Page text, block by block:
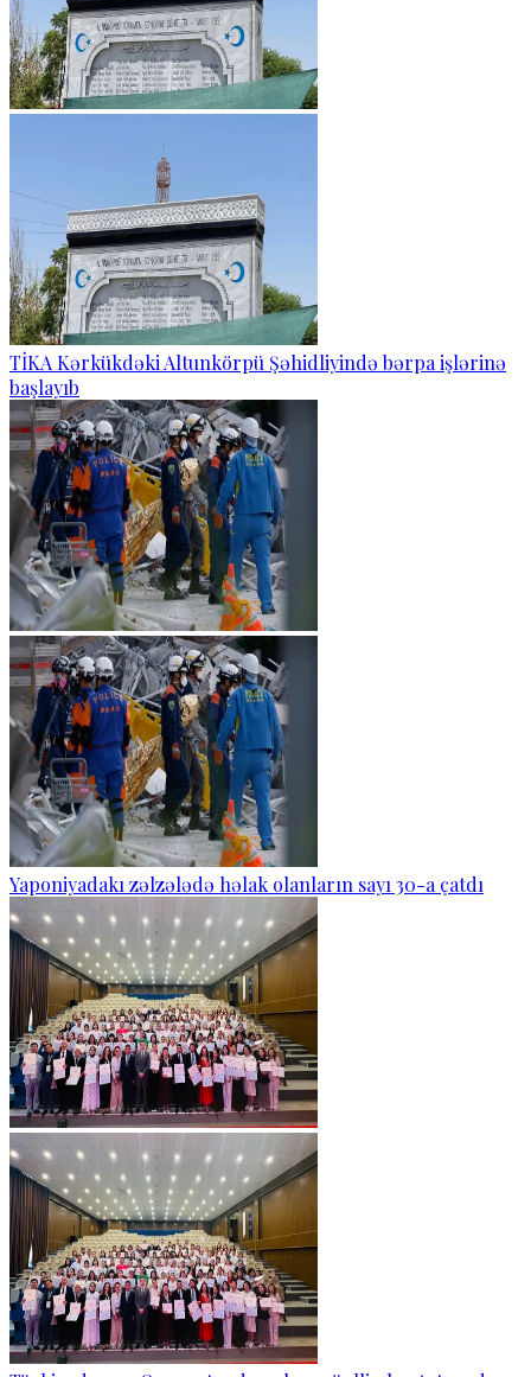
TİKA Kərkükdəki Altunkörpü Şəhidliyində bərpa işlərinə
başlayıb
Yaponiyadakı zəlzələdə həlak olanların sayı 30-a çatdı